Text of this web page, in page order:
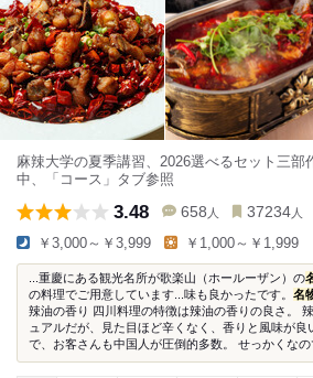
麻辣大学の夏季講習、2026選べるセット三部
中、「コース」タブ参照
3.48 658 人 37234 人
￥3,000～￥3,999 ￥1,000～￥1,999
...重慶にある観光名所が歌楽山（ホールーザン）の
の料理でご用意しています...味も良かったです。 名
辣油の香り 四川料理の特徴は辣油の香りの良さ。
ュアルだが、見た目ほど辛くなく、香りと風味が良
で、お客さんも中国人が圧倒的多数。 せっかくなの